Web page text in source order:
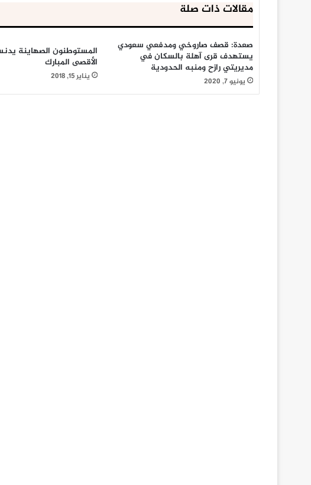
مقالات ذات صلة
صعدة: قصف صاروخي ومدفعي سعودي
يستهدف قرى آهلة بالسكان في
مديريتي رازح ومنبه الحدودية
يونيو 7, 2020
المستوطنون الصهاينة
الأقصى المبارك
يناير 15, 2018